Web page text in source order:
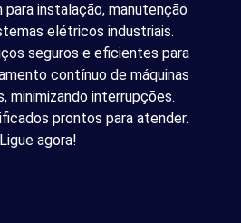
para instalação, manutenção
elétricos industriais.
seguros e eficientes para
contínuo de máquinas
minimizando interrupções.
prontos para atender.
Ligue agora!